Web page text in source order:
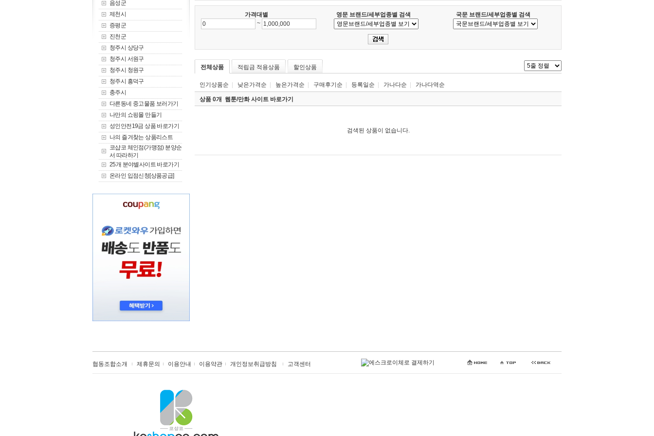
음성군
제천시
증평군
진천군
청주시 상당구
청주시 서원구
청주시 청원구
청주시 흥덕구
충주시
다른동네 중고물품 보러가기
나만의 쇼핑몰 만들기
성인안전19금 상품 바로가기
나의 즐겨찾는 상품리스트
코샵코 체인점(가맹점) 분양순
서 따라하기
25개 분야별사이트 바로가기
온라인 입점신청[상품공급]
가격대별 영문 브랜드/세부업종별 검색
국문 브랜드/세부업종별 검색
~
전체상품 적립금 적용상품 할인상품
인기상품순 낮은가격순 높은가격순 구매후기순 등록일순 가나다순 가나다역순
상품 0개 웹툰/만화 사이트 바로가기
검색된 상품이 없습니다.
협동조합소개 제휴문의 이용안내 이용약관 개인정보취급방침 고객센터